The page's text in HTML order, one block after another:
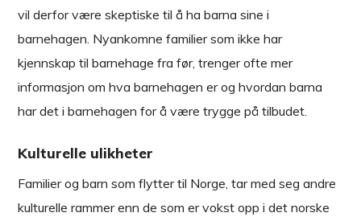
vil derfor være skeptiske til å ha barna sine i
barnehagen. Nyankomne familier som ikke har
kjennskap til barnehage fra før, trenger ofte mer
informasjon om hva barnehagen er og hvordan barna
har det i barnehagen for å være trygge på tilbudet.
Kulturelle ulikheter
Familier og barn som flytter til Norge, tar med seg andre
kulturelle rammer enn de som er vokst opp i det norske